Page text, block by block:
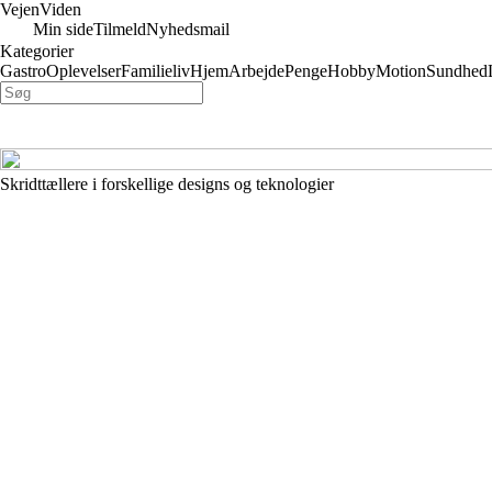
VejenViden
Min sideTilmeldNyhedsmail
Kategorier
GastroOplevelserFamilielivHjemArbejdePengeHobbyMotionSundhed
Skridttællere i forskellige designs og teknologier